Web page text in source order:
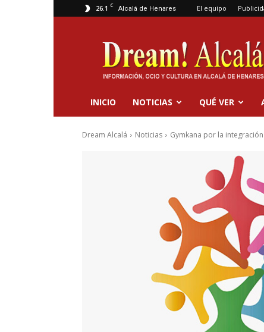
26.1 C Alcalá de Henares El equipo
Dream
Alcalá
INICIO NOTICIAS QUÉ VER
Dream Alcalá Noticias Gymkana por la integración